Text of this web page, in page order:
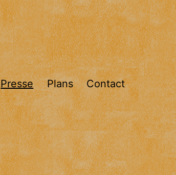
Presse Plans Contact